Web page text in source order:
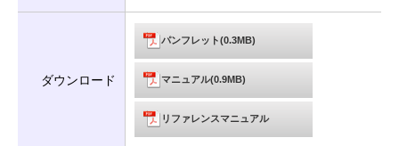
ダウンロード
パンフレット(0.3MB)
マニュアル(0.9MB)
リファレンスマニュアル